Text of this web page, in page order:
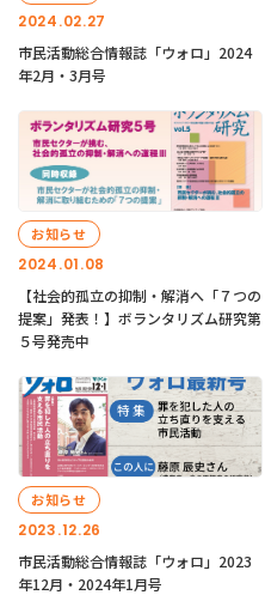
2024.02.27
市民活動総合情報誌「ウォロ」2024
年2月・3月号
2024.01.08
お知らせ
【社会的孤立の抑制・解消へ「７つの
提案」発表！】ボランタリズム研究第
５号発売中
2023.12.26
お知らせ
市民活動総合情報誌「ウォロ」2023
年12月・2024年1月号